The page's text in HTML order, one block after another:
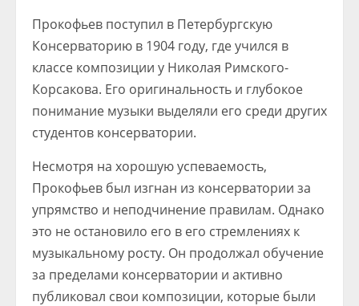
Прокофьев поступил в Петербургскую
Консерваторию в 1904 году, где учился в
классе композиции у Николая Римского-
Корсакова. Его оригинальность и глубокое
понимание музыки выделяли его среди других
студентов консерватории.
Несмотря на хорошую успеваемость,
Прокофьев был изгнан из консерватории за
упрямство и неподчинение правилам. Однако
это не остановило его в его стремлениях к
музыкальному росту. Он продолжал обучение
за пределами консерватории и активно
публиковал свои композиции, которые были